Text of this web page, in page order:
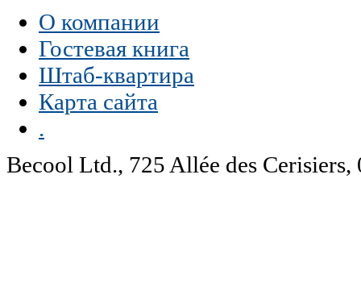
О компании
Гостевая книга
Штаб-квартира
Карта сайта
.
Becool Ltd., 725 Allée des